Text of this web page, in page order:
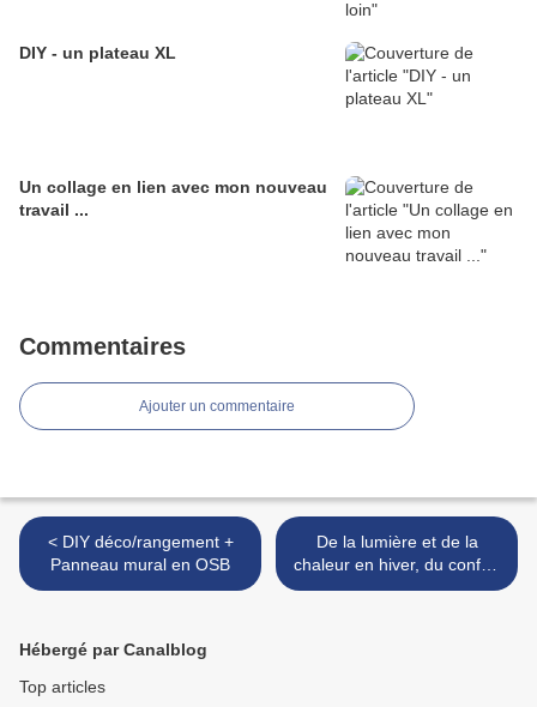
DIY - un plateau XL
Un collage en lien avec mon nouveau
travail ...
Commentaires
Ajouter un commentaire
< DIY déco/rangement +
Panneau mural en OSB
De la lumière et de la
chaleur en hiver, du confort
en été grâce à des fenêtres
Hébergé par Canalblog
Top articles